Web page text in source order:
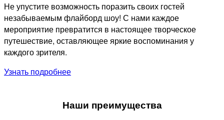
Не упустите возможность поразить своих гостей
незабываемым флайборд шоу! С нами каждое
мероприятие превратится в настоящее творческое
путешествие, оставляющее яркие воспоминания у
каждого зрителя.
Узнать подробнее
Наши преимущества